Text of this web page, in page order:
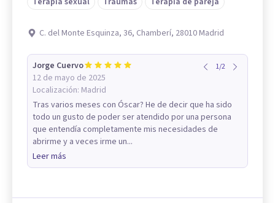
C. del Monte Esquinza, 36, Chamberí, 28010 Madrid
Jorge Cuervo
12 de mayo de 2025
Localización: Madrid
1/2
Tras varios meses con Óscar? He de decir que ha sido
todo un gusto de poder ser atendido por una persona
que entendía completamente mis necesidades de
abrirme y a veces irme un...
Leer más